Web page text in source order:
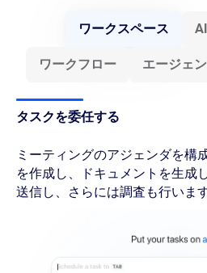
ワークスペース
ワークフロー エージェ
タスクを委任する
ミーティングのアジェンダを構
を作成し、ドキュメントを生成
送信し、さらには調査も行います